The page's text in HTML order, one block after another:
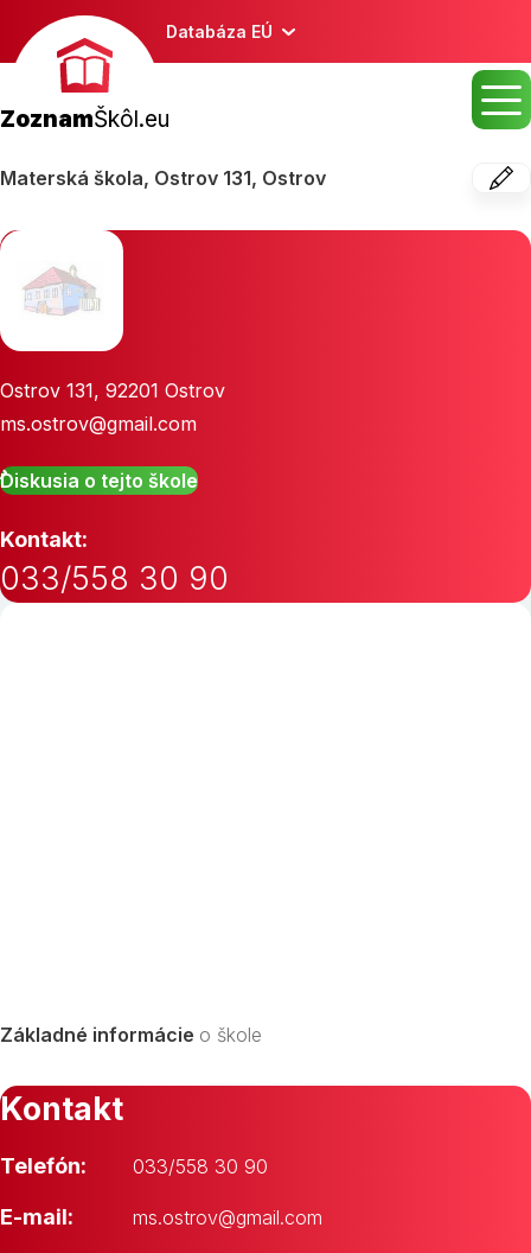
Databáza EÚ
ZoznamŠkôl.eu
Materská škola, Ostrov 131, Ostrov
Ostrov 131, 92201 Ostrov
ms.ostrov@gmail.com
Diskusia o tejto škole
Kontakt:
033/558 30 90
Základné informácie o škole
Kontakt
Telefón: 033/558 30 90
E-mail: ms.ostrov@gmail.com